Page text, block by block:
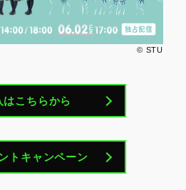
© STU
はこちらから
トキャンペーン